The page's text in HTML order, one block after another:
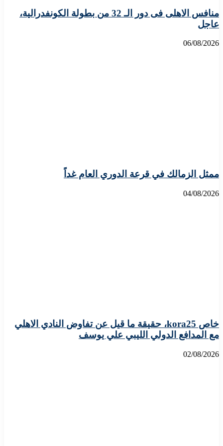
منافس الاهلى فى دور الـ 32 من بطولة الكونفدرالية،
عاجل
06/08/2026
ممثل الزمالك في قرعة الدوري العام غداً
04/08/2026
خاص kora25، حقيقة ما قيل عن تفاوض النادي الاهلي
مع المدافع الدولي الليبي علي يوسف
02/08/2026